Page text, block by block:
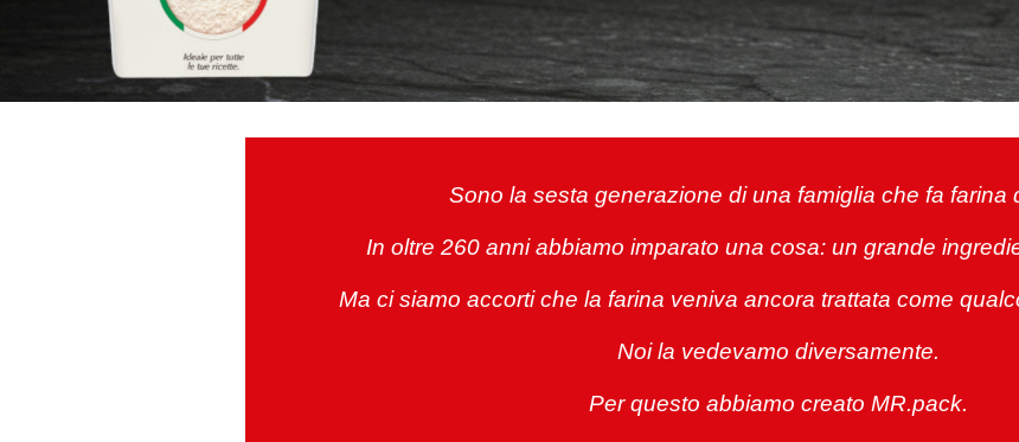
Sono la sesta generazione di una famiglia che fa farina
In oltre 260 anni abbiamo imparato una cosa: un grande
Ma ci siamo accorti che la farina veniva ancora trattata come
Noi la vedevamo diversamente.
Per questo abbiamo creato MR.pack.